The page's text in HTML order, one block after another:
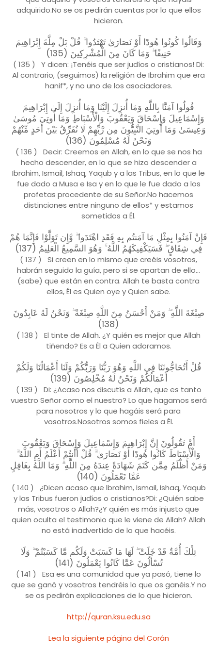
adquirido.No se os pedirán cuentas por lo que ellos
hicieron.
وَقَالُوا كُونُوا هُودًا أَوْ نَصَارَىٰ تَهْتَدُوا ۗ قُلْ بَلْ مِلَّةَ إِبْرَاهِيمَ
حَنِيفًا ۖ وَمَا كَانَ مِنَ الْمُشْرِكِينَ (135)
( 135 ) Y dicen: ¡Tenéis que ser judíos o cristianos! Di:
Al contrario, (seguimos) la religión de Ibrahim que era
hanif*, y no uno de los asociadores.
قُولُوا آمَنَّا بِاللَّهِ وَمَا أُنزِلَ إِلَيْنَا وَمَا أُنزِلَ إِلَىٰ إِبْرَاهِيمَ
وَإِسْمَاعِيلَ وَإِسْحَاقَ وَيَعْقُوبَ وَالْأَسْبَاطِ وَمَا أُوتِيَ مُوسَىٰ
وَعِيسَىٰ وَمَا أُوتِيَ النَّبِيُّونَ مِن رَّبِّهِمْ لَا نُفَرِّقُ بَيْنَ أَحَدٍ مِّنْهُمْ
وَنَحْنُ لَهُ مُسْلِمُونَ (136)
( 136 ) Decir: Creemos en Allah, en lo que se nos ha
hecho descender, en lo que se hizo descender a
Ibrahim, Ismail, Ishaq, Yaqub y a las Tribus, en lo que le
fue dado a Musa e Isa y en lo que le fue dado a los
profetas procedente de su Señor.No hacemos
distinciones entre ninguno de ellos* y estamos
sometidos a Él.
فَإِنْ آمَنُوا بِمِثْلِ مَا آمَنتُم بِهِ فَقَدِ اهْتَدَوا ۖ وَّإِن تَوَلَّوْا فَإِنَّمَا هُمْ
فِي شِقَاقٍ ۖ فَسَيَكْفِيكَهُمُ اللَّهُ ۚ وَهُوَ السَّمِيعُ الْعَلِيمُ (137)
( 137 ) Si creen en lo mismo que creéis vosotros,
habrán seguido la guía, pero si se apartan de ello...
(sabe) que están en contra. Allah te basta contra
ellos, Él es Quien oye y Quien sabe.
صِبْغَةَ اللَّهِ ۖ وَمَنْ أَحْسَنُ مِنَ اللَّهِ صِبْغَةً ۖ وَنَحْنُ لَهُ عَابِدُونَ
(138)
( 138 ) El tinte de Allah. ¿Y quién es mejor que Allah
tiñendo? Es a Él a Quien adoramos.
قُلْ أَتُحَاجُّونَنَا فِي اللَّهِ وَهُوَ رَبُّنَا وَرَبُّكُمْ وَلَنَا أَعْمَالُنَا وَلَكُمْ
أَعْمَالُكُمْ وَنَحْنُ لَهُ مُخْلِصُونَ (139)
( 139 ) Di: ¿Acaso nos discutís a Allah, que es tanto
vuestro Señor como el nuestro? Lo que hagamos será
para nosotros y lo que hagáis será para
vosotros.Nosotros somos fieles a Él.
أَمْ تَقُولُونَ إِنَّ إِبْرَاهِيمَ وَإِسْمَاعِيلَ وَإِسْحَاقَ وَيَعْقُوبَ
وَالْأَسْبَاطَ كَانُوا هُودًا أَوْ نَصَارَىٰ ۗ قُلْ أَأَنتُمْ أَعْلَمُ أَمِ اللَّهُ ۗ
وَمَنْ أَظْلَمُ مِمَّن كَتَمَ شَهَادَةً عِندَهُ مِنَ اللَّهِ ۗ وَمَا اللَّهُ بِغَافِلٍ
عَمَّا تَعْمَلُونَ (140)
( 140 ) ¿Dicen acaso que lbrahim, Ismail, Ishaq, Yaqub
y las Tribus fueron judíos o cristianos?Di: ¿Quién sabe
más, vosotros o Allah?¿Y quién es más injusto que
quien oculta el testimonio que le viene de Allah? Allah
no está inadvertido de lo que hacéis.
تِلْكَ أُمَّةٌ قَدْ خَلَتْ ۖ لَهَا مَا كَسَبَتْ وَلَكُم مَّا كَسَبْتُمْ ۖ وَلَا
تُسْأَلُونَ عَمَّا كَانُوا يَعْمَلُونَ (141)
( 141 ) Esa es una comunidad que ya pasó, tiene lo
que se ganó y vosotros tendréis lo que os ganéis.Y no
se os pedirán explicaciones de lo que hicieron.
http://quran.ksu.edu.sa
Lea la siguiente página del Corán